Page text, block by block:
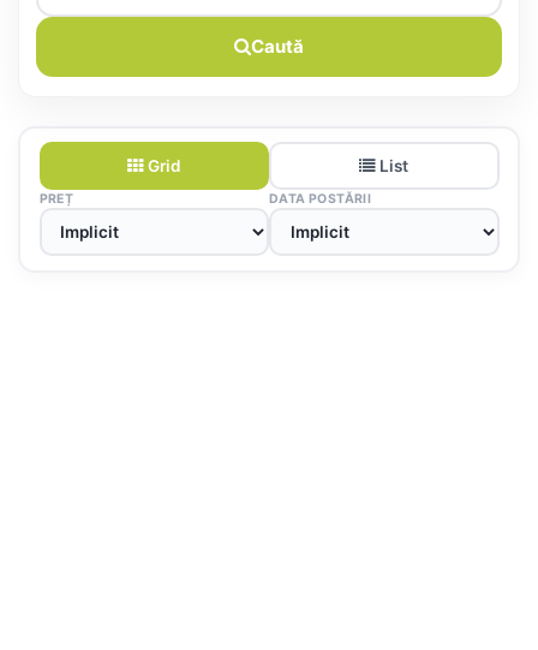
Caută
Grid List
PREȚ DATA POSTĂRII